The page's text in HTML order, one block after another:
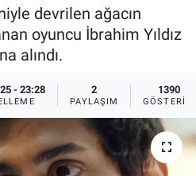
devrilen ağacın
oyuncu İbrahim Yıldız
alındı.
- 23:28 2
PAYLAŞIM
1390
GÖSTERIM